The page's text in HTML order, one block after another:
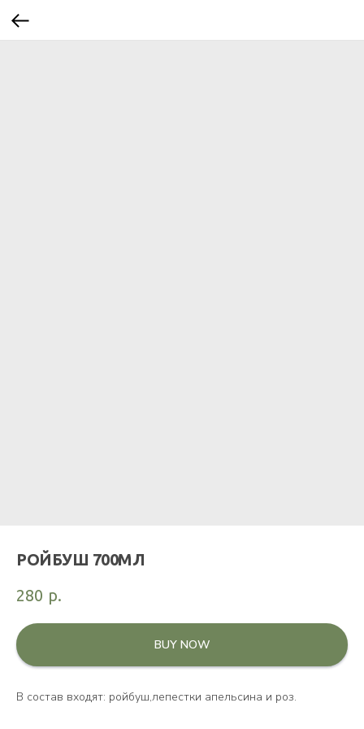
РОЙБУШ 700МЛ
280 р.
BUY NOW
В состав входят: ройбуш,лепестки апельсина и роз.